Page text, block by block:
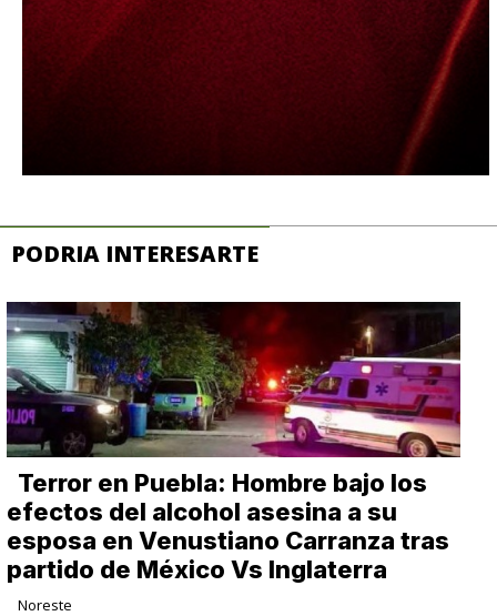
PODRIA INTERESARTE
Terror en Puebla: Hombre bajo los
efectos del alcohol asesina a su
esposa en Venustiano Carranza tras
partido de México Vs Inglaterra
Noreste